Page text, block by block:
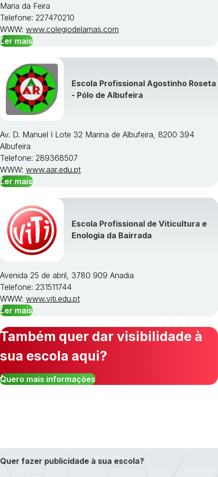
Maria da Feira
Telefone: 227470210
WWW: www.colegiodelamas.com
Ler mais
Escola Profissional Agostinho Roseta
- Pólo de Albufeira
Av. D. Manuel I Lote 32 Marina de Albufeira, 8200 394
Albufeira
Telefone: 289368507
WWW: www.aar.edu.pt
Ler mais
Escola Profissional de Viticultura e
Enologia da Bairrada
Avenida 25 de abril, 3780 909 Anadia
Telefone: 231511744
WWW: www.viti.edu.pt
Ler mais
Também quer dar visibilidade à
sua escola aqui?
Quero mais informações
Quer fazer publicidade à sua escola?